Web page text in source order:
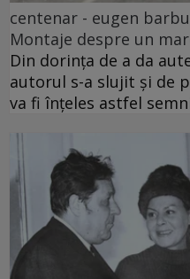
centenar - eugen barbu
Montaje despre un
Din dorința de a da
autorul s-a slujit și de
va fi înțeles astfel